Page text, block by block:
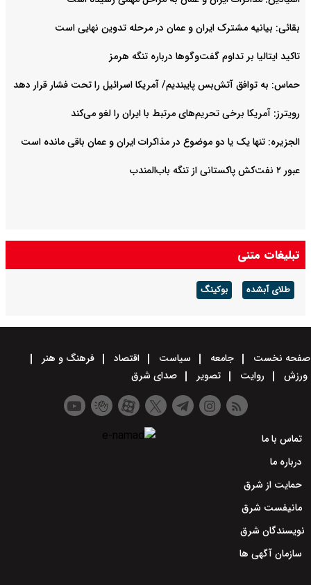
بقائی: بیانیه مشترک ایران و عمان در مرحله تدوین نهایی است
تاکید ایتالیا بر تداوم گفت‌وگوها درباره تنگه هرمز
حماس: به توافق آتش‌بس پایبندیم/ آمریکا اسرائیل را تحت فشار قرار دهد
رویترز: آمریکا برخی تحریم‌های مرتبط با ایران را لغو می‌کند
الجزیره: تنها یک یا دو موضوع در مذاکرات ایران و عمان باقی مانده است
عبور ۲ نفت‌کش پاکستانی از تنگه باب‌المندب
تبلیغات متنی
طلای آبشده بوکینگ
صفحه نخست جامعه سیاست اقتصاد
فرهنگ و هنر
ورزش
روایت تصویر صدای شرق
تماس با ما
درباره ما
حمایت از شرق
مانیفست شرق
نویسندگان شرق
سازمان آگهی ها